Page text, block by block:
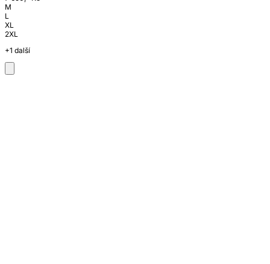
M
L
XL
2XL
+1 další